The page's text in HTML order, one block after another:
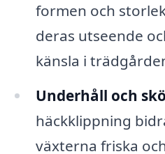
formen och
deras utseende
känsla i
Underhåll och
häckklippning
växterna friska